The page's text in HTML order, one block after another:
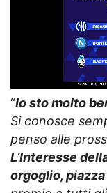
“Io sto molto
Si conosce
penso alle
L’Interesse
orgoglio,